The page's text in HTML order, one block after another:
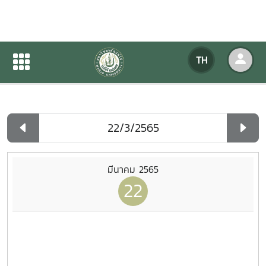
TH
ปฏิทินกิจกรรมของหน่วยงาน
ปฏิทินกิจกรรมของหน่วยงาน
มีนาคม 2565
22